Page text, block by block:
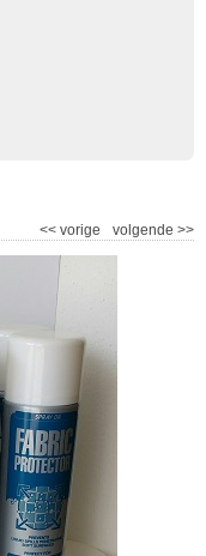
volgende >>
<< vorige